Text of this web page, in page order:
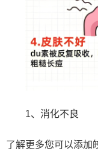
1、消化不良
了解更多您可以添加